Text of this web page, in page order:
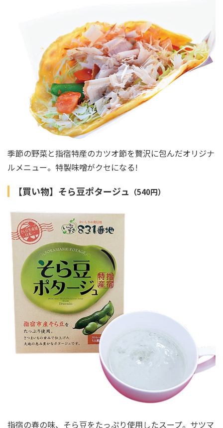
季節の野菜と指宿特産のカツオ節を贅沢に包んだオリジナ
ルメニュー。特製味噌がクセになる!
【買い物】そら豆ポタージュ （540円）
指宿の春の味、そら豆をたっぷり使用したスープ。サツマ